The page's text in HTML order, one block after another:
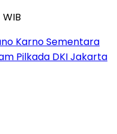
Karno Sementara
Pilkada DKI Jakarta